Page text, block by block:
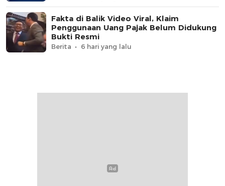
Fakta di Balik Video Viral, Klaim
Penggunaan Uang Pajak Belum Didukung
Bukti Resmi
Berita 6 hari yang lalu